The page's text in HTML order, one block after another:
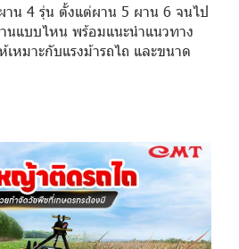
าน 4 รุ่น ตั้งแต่ผาน 5 ผาน 6 จนไป
นแบบไหน พร้อมแนะนำแนวทาง
เหมาะกับแรงม้ารถไถ และขนาด